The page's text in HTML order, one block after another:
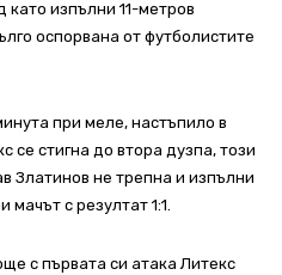
като изпълни 11-метров
оспорвана от футболистите
при меле, настъпило в
се стигна до втора дузпа, този
Златинов не трепна и изпълни
мачът с резултат 1:1.
с първата си атака Литекс